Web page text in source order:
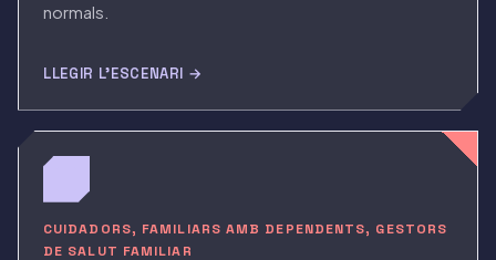
normals.
LLEGIR L'ESCENARI →
CUIDADORS, FAMILIARS AMB DEPENDENTS, GESTORS
DE SALUT FAMILIAR